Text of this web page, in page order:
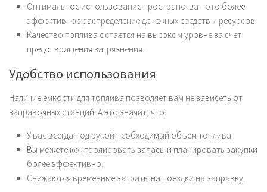
Оптимальное использование пространства – это более
эффективное распределение денежных средств и ресурсов.
Качество топлива остается на высоком уровне за счет
предотвращения загрязнения.
Удобство использования
Наличие емкости для топлива позволяет вам не зависеть от
заправочных станций. А это значит, что:
У вас всегда под рукой необходимый объем топлива.
Вы можете контролировать запасы и планировать закупки
более эффективно.
Снижаются временные затраты на поездки на заправку.